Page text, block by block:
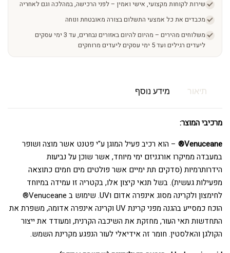
שירות לקוחות מקצועי, אישי ואמין – לפני הרכישה, במהלכה וגם לאחריה
מכבדים את כל אמצעי התשלום בצורה מאובטחת ונוחה
משלוחים מהירים – מהיום להיום באזורים נבחרים, עד 3 ימי עסקים
ליעדים רגילים ועד 5 ימי עסקים ליעדים מרוחקים
תיאור מידע נוסף
מרכיבי המוצר:
Venuceane®
– הוא רכיב פעיל המוגן ע"י פטנט אשר מוצה ושופר
במעבדה ממיקרו אורגניזם ימי מיוחד, אשר שוכן על נביעות
הידרותרמיות (סדקים תת ימיים אשר פולטים מים חמים כתוצאה
מפעילות געשית). בשל תנאי קיצון אלו, בקטריה זו עמידה במיוחד
לחימצון ולקרינה מסוג אינפרה אדום וUV. שימוש ב Venuceane®
הוכח כמסייע בהגנה מפני קרינת UV וקרינה אינפרה אדומה, משפרת את
התחדשות תאי העור, מחזקת את השיכבה הקרנית, ומעודד את ייצור
הקולגן והאלסטין. חומר זה אידיאלי לעור הנפגע מקרינת השמש.